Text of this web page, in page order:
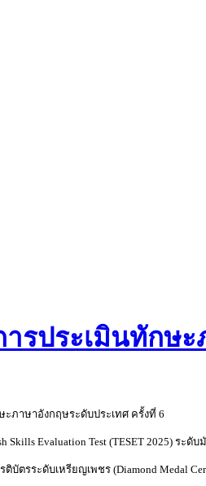
ารประเมินทักษ
ะภาษาอังกฤษระดับประเทศ ครั้งที่ 6
Skills Evaluation Test (TESET 2025) ระ
ติบัตรระดับเหรียญเพชร (Diamond Medal